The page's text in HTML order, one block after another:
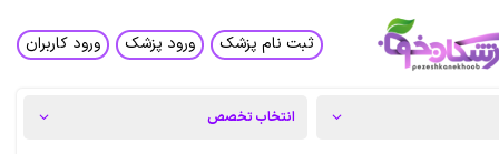
ثبت نام پزشک ورود پزشک ورود کاربران